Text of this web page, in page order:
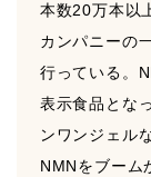
本数20万本以
カンパニーの
行っている。
表示食品とな
ンワンジェル
NMNをブーム